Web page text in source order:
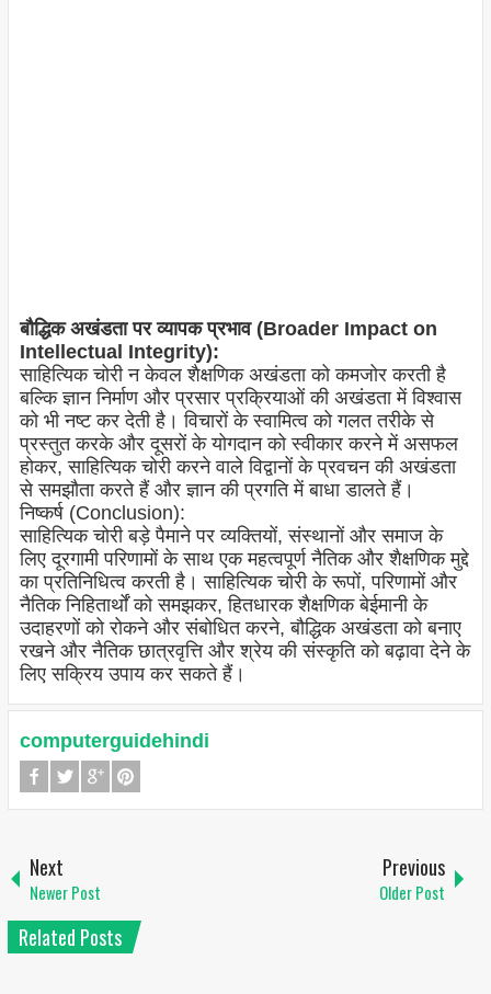
बौद्धिक अखंडता पर व्यापक प्रभाव (Broader Impact on
Intellectual Integrity):
साहित्यिक चोरी न केवल शैक्षणिक अखंडता को कमजोर करती है
बल्कि ज्ञान निर्माण और प्रसार प्रक्रियाओं की अखंडता में विश्वास
को भी नष्ट कर देती है। विचारों के स्वामित्व को गलत तरीके से
प्रस्तुत करके और दूसरों के योगदान को स्वीकार करने में असफल
होकर, साहित्यिक चोरी करने वाले विद्वानों के प्रवचन की अखंडता
से समझौता करते हैं और ज्ञान की प्रगति में बाधा डालते हैं।
निष्कर्ष (Conclusion):
साहित्यिक चोरी बड़े पैमाने पर व्यक्तियों, संस्थानों और समाज के
लिए दूरगामी परिणामों के साथ एक महत्वपूर्ण नैतिक और शैक्षणिक मुद्दे
का प्रतिनिधित्व करती है। साहित्यिक चोरी के रूपों, परिणामों और
नैतिक निहितार्थों को समझकर, हितधारक शैक्षणिक बेईमानी के
उदाहरणों को रोकने और संबोधित करने, बौद्धिक अखंडता को बनाए
रखने और नैतिक छात्रवृत्ति और श्रेय की संस्कृति को बढ़ावा देने के
लिए सक्रिय उपाय कर सकते हैं।
computerguidehindi
Next
Newer Post
Previous
Older Post
Related Posts